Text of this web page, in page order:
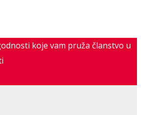
koje vam pruža članstvo u